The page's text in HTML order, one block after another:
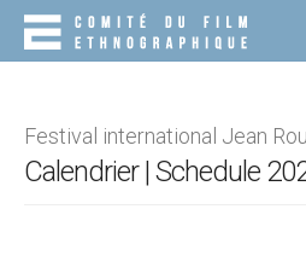
Festival international Jean
Calendrier | Schedule